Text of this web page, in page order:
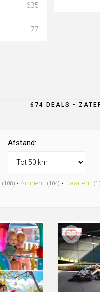
635
77
674 DEALS •
Afstand:
(108) •Arnhem (104) • Haarlem